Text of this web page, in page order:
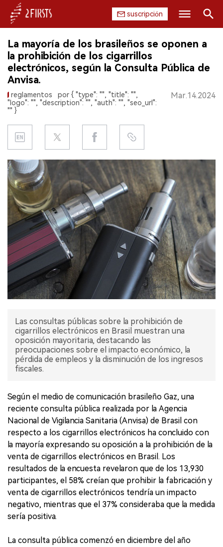
suscripción
INICIO
EMPRESA
PRODUCTO
DATOS
EXPOSICIÓN
ENTREVISTA
Buscar
La mayoría de los brasileños se oponen a
la prohibición de los cigarrillos
electrónicos, según la Consulta Pública de
Anvisa.
reglamentos
por { "type": "", "title": "",
"logo": "", "description": "", "auth": "", "seo_url":
"" }
Mar.14.2024
Las consultas públicas sobre la prohibición de
cigarrillos electrónicos en Brasil muestran una
oposición mayoritaria, destacando las
preocupaciones sobre el impacto económico, la
pérdida de empleos y la disminución de los ingresos
fiscales.
Según el medio de comunicación brasileño Gaz, una
reciente consulta pública realizada por la Agencia
Nacional de Vigilancia Sanitaria (Anvisa) de Brasil con
respecto a los cigarrillos electrónicos ha concluido con
la mayoría expresando su oposición a la prohibición de la
venta de cigarrillos electrónicos en Brasil. Los
resultados de la encuesta revelaron que de los 13,930
participantes, el 58% creían que prohibir la fabricación y
venta de cigarrillos electrónicos tendría un impacto
negativo, mientras que el 37% consideraba que la medida
sería positiva.
La consulta pública comenzó en diciembre del año